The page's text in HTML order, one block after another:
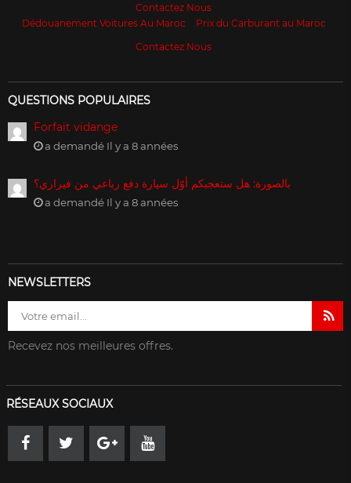
Contactez Nous
Dédouanement Voitures Au Maroc
Prix du Carburant au Maroc
Contactez Nous
QUESTIONS POPULAIRES
Forfait vidange
a demandé Il y a 8 années
بالصورة: هل ستعجبكم أوّل سيارة دفع رباعي من فيراري؟
a demandé Il y a 8 années
NEWSLETTERS
Recevez nos meilleures offres.
RÉSEAUX SOCIAUX